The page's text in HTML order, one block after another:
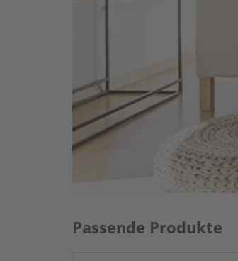
Passende Produkte